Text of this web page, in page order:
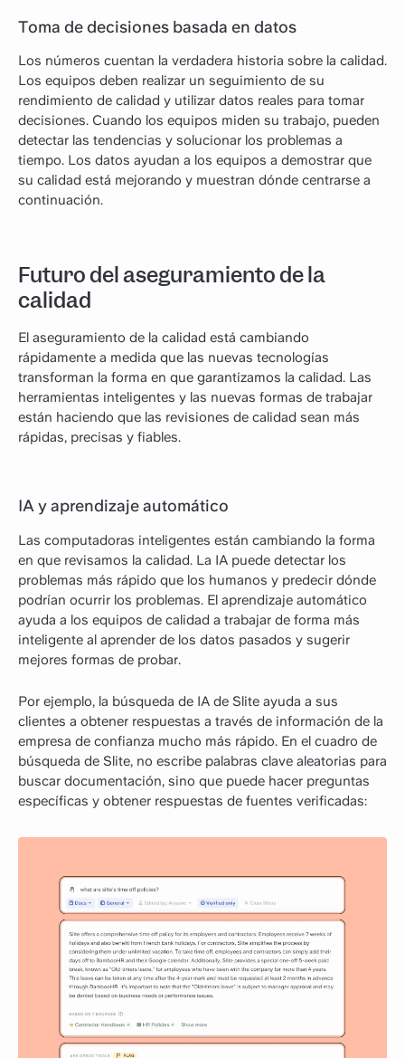
Toma de decisiones basada en datos
Los números cuentan la verdadera historia sobre la calidad.
Los equipos deben realizar un seguimiento de su
rendimiento de calidad y utilizar datos reales para tomar
decisiones. Cuando los equipos miden su trabajo, pueden
detectar las tendencias y solucionar los problemas a
tiempo. Los datos ayudan a los equipos a demostrar que
su calidad está mejorando y muestran dónde centrarse a
continuación.
Futuro del aseguramiento de la
calidad
El aseguramiento de la calidad está cambiando
rápidamente a medida que las nuevas tecnologías
transforman la forma en que garantizamos la calidad. Las
herramientas inteligentes y las nuevas formas de trabajar
están haciendo que las revisiones de calidad sean más
rápidas, precisas y fiables.
IA y aprendizaje automático
Las computadoras inteligentes están cambiando la forma
en que revisamos la calidad. La IA puede detectar los
problemas más rápido que los humanos y predecir dónde
podrían ocurrir los problemas. El aprendizaje automático
ayuda a los equipos de calidad a trabajar de forma más
inteligente al aprender de los datos pasados y sugerir
mejores formas de probar.
Por ejemplo, la búsqueda de IA de Slite ayuda a sus
clientes a obtener respuestas a través de información de la
empresa de confianza mucho más rápido. En el cuadro de
búsqueda de Slite, no escribe palabras clave aleatorias para
buscar documentación, sino que puede hacer preguntas
específicas y obtener respuestas de fuentes verificadas: